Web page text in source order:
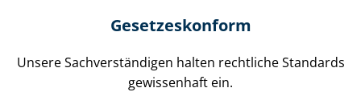
Gesetzes­konform
Unsere Sach­ver­stän­di­gen halten rechtliche Standards
gewissenhaft ein.